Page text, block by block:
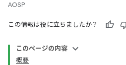
AOSP
この情報は役に立ちましたか？
このページの内容
概要